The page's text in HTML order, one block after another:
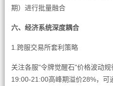
期）进行批量融合
六、经济系统深度耦合
1.跨服交易所套利策略
关注各服"令牌觉醒石"价格波动
19:00-21:00高峰期溢价28%，可